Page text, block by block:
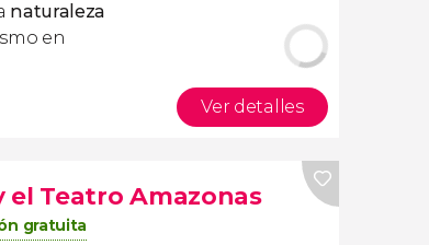
naturaleza
en
Ver detalles
el Teatro Amazonas
gratuita